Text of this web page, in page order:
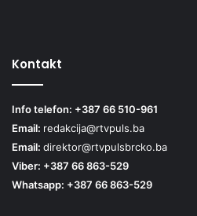
Kontakt
Info telefon: +387 66 510-961
Email: redakcija@rtvpuls.ba
Email: direktor@rtvpulsbrcko.ba
Viber: +387 66 863-529
Whatsapp: +387 66 863-529